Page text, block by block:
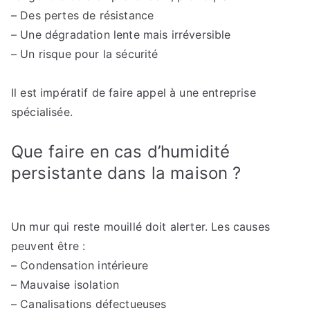
– Des pertes de résistance
– Une dégradation lente mais irréversible
– Un risque pour la sécurité
Il est impératif de faire appel à une entreprise
spécialisée.
Que faire en cas d’humidité
persistante dans la maison ?
Un mur qui reste mouillé doit alerter. Les causes
peuvent être :
– Condensation intérieure
– Mauvaise isolation
– Canalisations défectueuses